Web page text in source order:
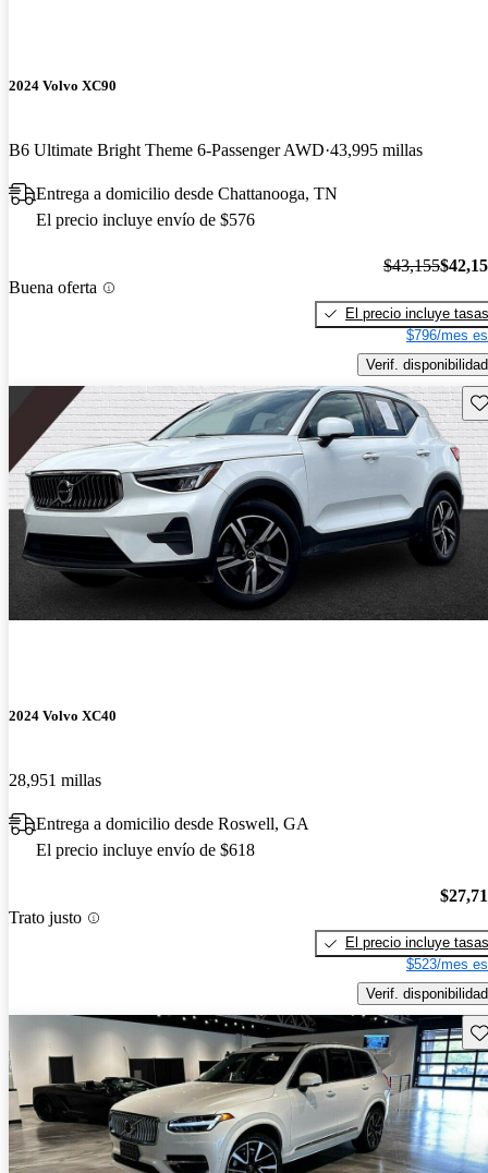
2024 Volvo XC90
B6 Ultimate Bright Theme 6-Passenger AWD 43,995 millas
Entrega a domicilio desde Chattanooga, TN
El precio incluye envío de $576
Buena oferta
$43,155
El precio incluye tasas
$796/mes
Verif. disponibilidad
2024 Volvo XC40
28,951 millas
Entrega a domicilio desde Roswell, GA
El precio incluye envío de $618
Trato justo
El precio incluye tasas
$523/mes
Verif. disponibilidad